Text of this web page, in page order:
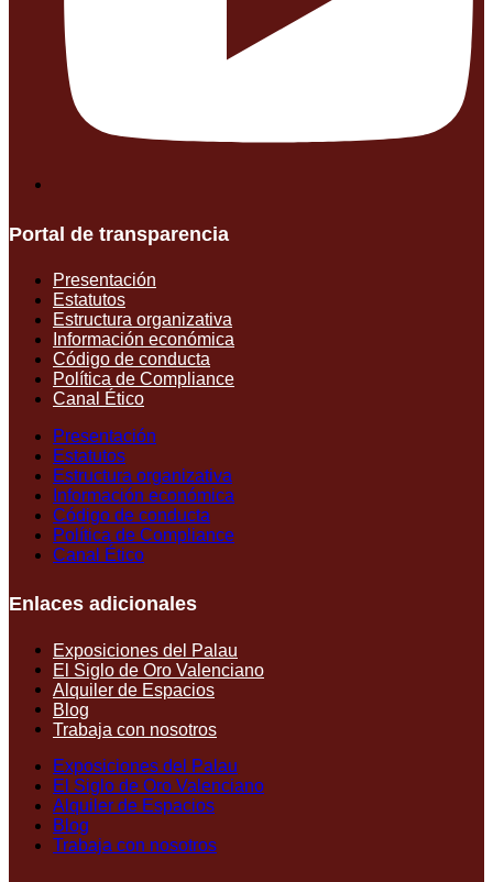
Portal de transparencia
Presentación
Estatutos
Estructura organizativa
Información económica
Código de conducta
Política de Compliance
Canal Ético
Presentación
Estatutos
Estructura organizativa
Información económica
Código de conducta
Política de Compliance
Canal Ético
Enlaces adicionales
Exposiciones del Palau
El Siglo de Oro Valenciano
Alquiler de Espacios
Blog
Trabaja con nosotros
Exposiciones del Palau
El Siglo de Oro Valenciano
Alquiler de Espacios
Blog
Trabaja con nosotros